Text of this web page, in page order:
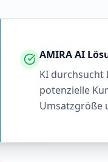
AMIRA AI
KI durchsucht
potenzielle
Umsatzgröße